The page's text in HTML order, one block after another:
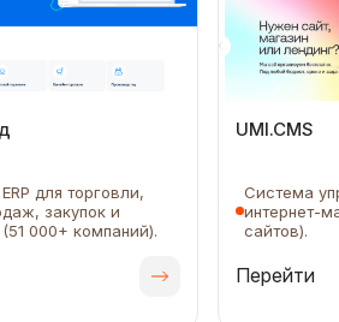
для торговли,
закупок и
000+ компаний).
UMI.CMS
Система
интернет-
сайтов).
Перейти